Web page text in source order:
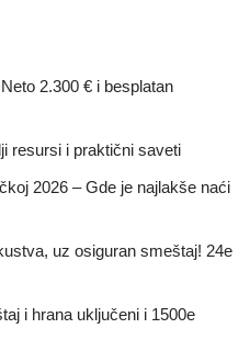
2.300 € i besplatan
resursi i praktični saveti
2026 – Gde je najlakše naći
uz osiguran smeštaj! 24e
i hrana uključeni i 1500e